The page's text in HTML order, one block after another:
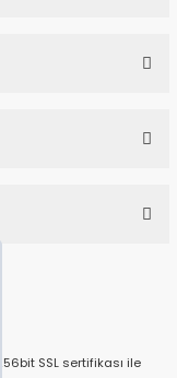
SSL sertifikası ile